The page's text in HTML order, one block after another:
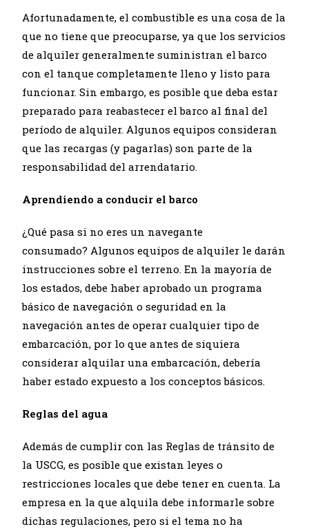
Afortunadamente, el combustible es una cosa de la
que no tiene que preocuparse, ya que los servicios
de alquiler generalmente suministran el barco
con el tanque completamente lleno y listo para
funcionar. Sin embargo, es posible que deba estar
preparado para reabastecer el barco al final del
período de alquiler. Algunos equipos consideran
que las recargas (y pagarlas) son parte de la
responsabilidad del arrendatario.
Aprendiendo a conducir el barco
¿Qué pasa si no eres un navegante
consumado? Algunos equipos de alquiler le darán
instrucciones sobre el terreno. En la mayoría de
los estados, debe haber aprobado un programa
básico de navegación o seguridad en la
navegación antes de operar cualquier tipo de
embarcación, por lo que antes de siquiera
considerar alquilar una embarcación, debería
haber estado expuesto a los conceptos básicos.
Reglas del agua
Además de cumplir con las Reglas de tránsito de
la USCG, es posible que existan leyes o
restricciones locales que debe tener en cuenta. La
empresa en la que alquila debe informarle sobre
dichas regulaciones, pero si el tema no ha